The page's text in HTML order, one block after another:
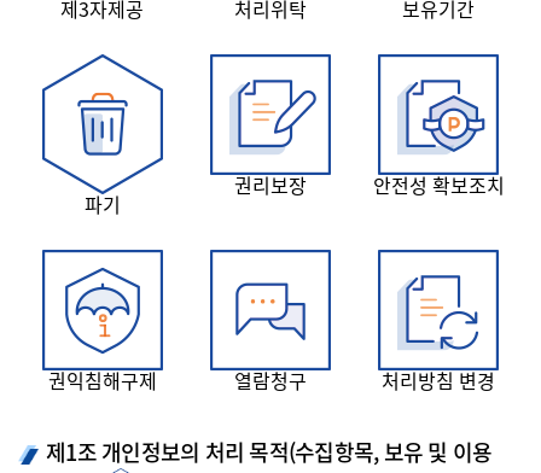
제3자제공 처리위탁 보유기간
파기
권리보장 안전성 확보조치
권익침해구제 열람청구 처리방침 변경
제1조 개인정보의 처리 목적(수집항목, 보유 및 이용